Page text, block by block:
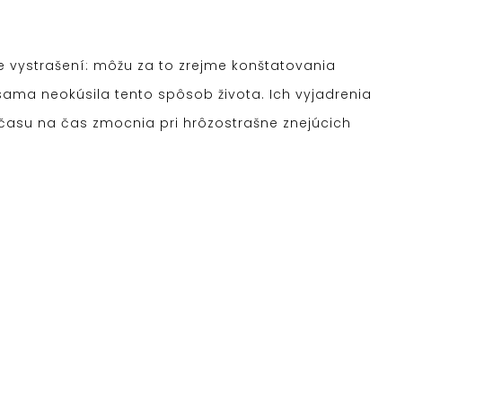
môžu za to zrejme konštatovania
neokúsila tento spôsob života. Ich vyjadrenia
na čas zmocnia pri hrôzostrašne znejúcich